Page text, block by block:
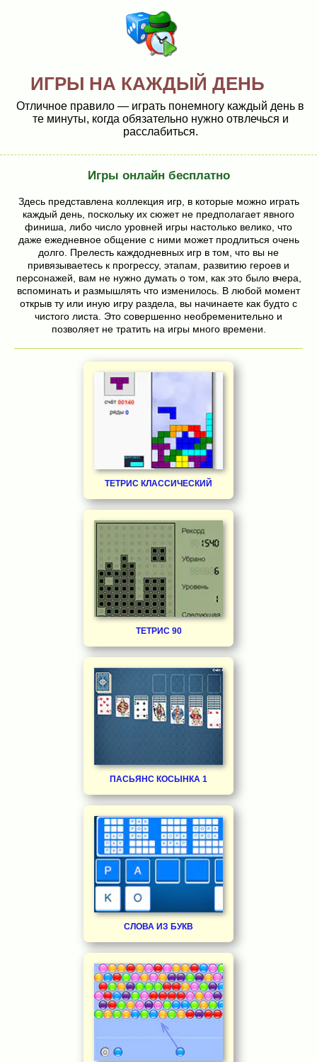
ИГРЫ НА КАЖДЫЙ ДЕНЬ
Отличное правило — играть понемногу каждый день в
те минуты, когда обязательно нужно отвлечься и
расслабиться.
Игры онлайн бесплатно
Здесь представлена коллекция игр, в которые можно играть
каждый день, поскольку их сюжет не предполагает явного
финиша, либо число уровней игры настолько велико, что
даже ежедневное общение с ними может продлиться очень
долго. Прелесть каждодневных игр в том, что вы не
привязываетесь к прогрессу, этапам, развитию героев и
персонажей, вам не нужно думать о том, как это было вчера,
вспоминать и размышлять что изменилось. В любой момент
открыв ту или иную игру раздела, вы начинаете как будто с
чистого листа. Это совершенно необременительно и
позволяет не тратить на игры много времени.
ТЕТРИС КЛАССИЧЕСКИЙ
ТЕТРИС 90
ПАСЬЯНС КОСЫНКА 1
СЛОВА ИЗ БУКВ